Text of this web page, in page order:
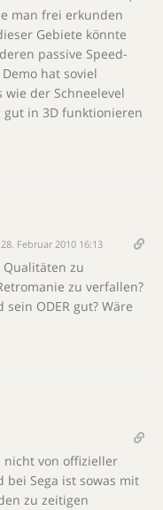
man frei erkunden
Gebiete könnte
passive Speed-
hat soviel
der Schneelevel
gut in 3D funktionieren
28. Februar 2010 16:13
Qualitäten zu
zu verfallen?
ODER gut? Wäre
nicht von offizieller
bei Sega ist sowas mit
zu zeitigen